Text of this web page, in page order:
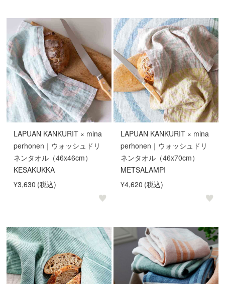
LAPUAN KANKURIT × mina
perhonen｜ウォッシュドリ
ネンタオル（46x46cm）
KESAKUKKA
¥3,630 (税込)
LAPUAN KANKURIT × mina
perhonen｜ウォッシュドリ
ネンタオル（46x70cm）
METSALAMPI
¥4,620 (税込)